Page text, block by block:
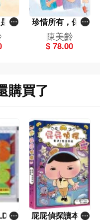
最
齡
]
珍惜所有，保護
地球[陳美齡親子
繪本系列]
陳美齡
$ 78.00
購買了
C
屁屁偵探讀本(1